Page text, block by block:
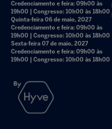
Credenciamento e feira: 09h00 às
19h00 | Congresso: 10h00 às 18h00
Quinta-feira 06 de maio, 2027
Credenciamento e feira: 09h00 às
19h00 | Congresso: 10h00 às 18h00
Sexta-feira 07 de maio, 2027
Credenciamento e feira: 09h00 às
19h00 | Congresso: 10h00 às 18h00